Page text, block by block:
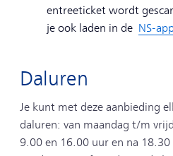
entreeticket wordt
je ook laden in de NS-
Daluren
Je kunt met deze aanbieding
daluren: van maandag t/m
9.00 en 16.00 uur en na